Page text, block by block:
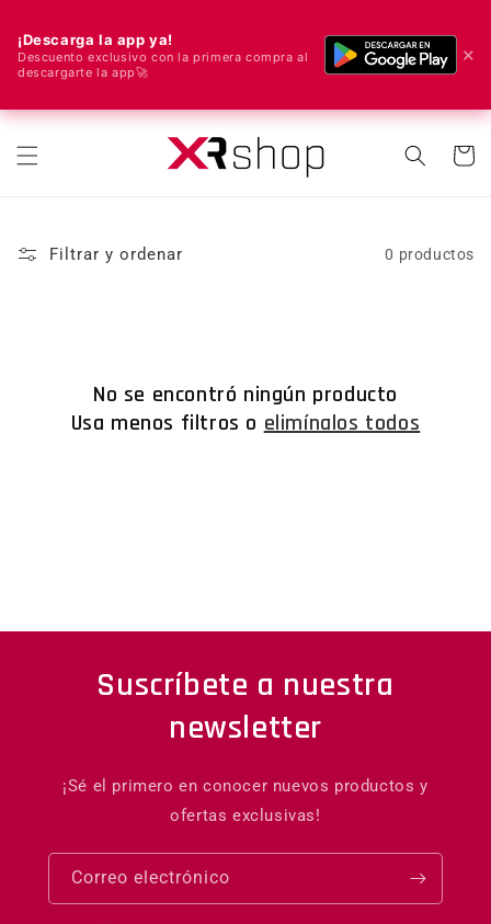
¡Descarga la app ya!
Descuento exclusivo con la primera compra al
descargarte la app🚀
✕
🌍 ¡Enviamos a todo el mundo! 🚀📦
Carrito
Filtrar y ordenar 0 productos
No se encontró ningún producto
Usa menos filtros o elimínalos todos
Suscríbete a nuestra
newsletter
¡Sé el primero en conocer nuevos productos y
ofertas exclusivas!
Correo electrónico